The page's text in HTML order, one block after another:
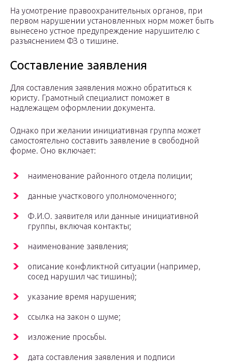
На усмотрение правоохранительных органов, при
первом нарушении установленных норм может быть
вынесено устное предупреждение нарушителю с
разъяснением ФЗ о тишине.
Составление заявления
Для составления заявления можно обратиться к
юристу. Грамотный специалист поможет в
надлежащем оформлении документа.
Однако при желании инициативная группа может
самостоятельно составить заявление в свободной
форме. Оно включает:
наименование районного отдела полиции;
данные участкового уполномоченного;
Ф.И.О. заявителя или данные инициативной
группы, включая контакты;
наименование заявления;
описание конфликтной ситуации (например,
сосед нарушил час тишины);
указание время нарушения;
ссылка на закон о шуме;
изложение просьбы.
дата составления заявления и подписи